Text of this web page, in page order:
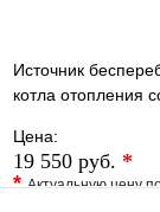
Источник
котла отопления
Цена:
19 550 руб. *
*Актуальную цену